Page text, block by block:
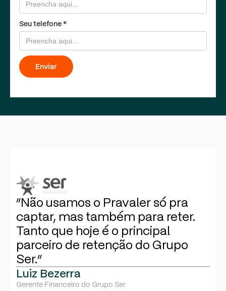
Seu telefone *
”Não usamos o Pravaler só pra
captar, mas também para reter.
Tanto que hoje é o principal
parceiro de retenção do Grupo
Ser.”
Luiz Bezerra
Gerente Financeiro do Grupo Ser